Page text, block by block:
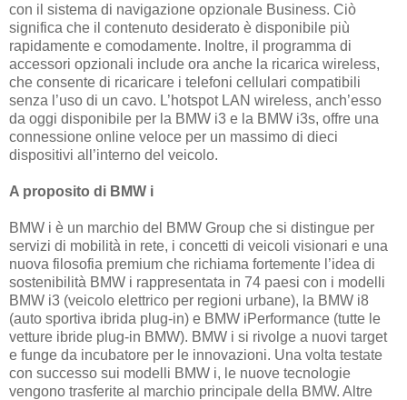
con il sistema di navigazione opzionale Business. Ciò
significa che il contenuto desiderato è disponibile più
rapidamente e comodamente. Inoltre, il programma di
accessori opzionali include ora anche la ricarica wireless,
che consente di ricaricare i telefoni cellulari compatibili
senza l’uso di un cavo. L’hotspot LAN wireless, anch’esso
da oggi disponibile per la BMW i3 e la BMW i3s, offre una
connessione online veloce per un massimo di dieci
dispositivi all’interno del veicolo.
A proposito di BMW i
BMW i è un marchio del BMW Group che si distingue per
servizi di mobilità in rete, i concetti di veicoli visionari e una
nuova filosofia premium che richiama fortemente l’idea di
sostenibilità BMW i rappresentata in 74 paesi con i modelli
BMW i3 (veicolo elettrico per regioni urbane), la BMW i8
(auto sportiva ibrida plug-in) e BMW iPerformance (tutte le
vetture ibride plug-in BMW). BMW i si rivolge a nuovi target
e funge da incubatore per le innovazioni. Una volta testate
con successo sui modelli BMW i, le nuove tecnologie
vengono trasferite al marchio principale della BMW. Altre